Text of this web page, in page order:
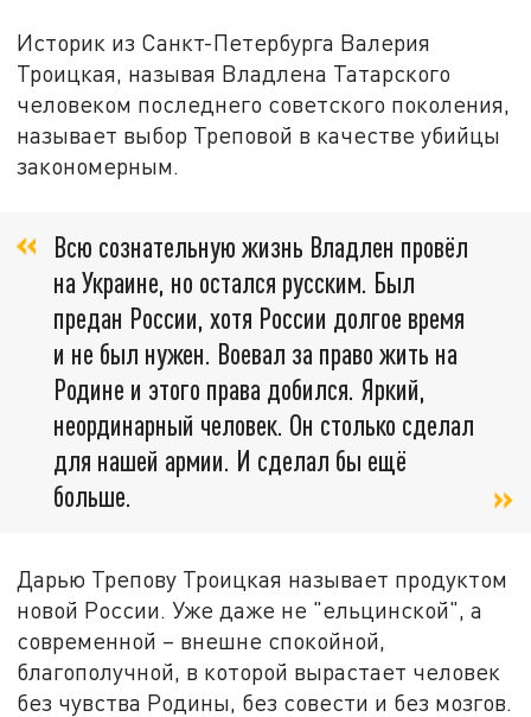
Историк из Санкт-Петербурга Валерия
Троицкая, называя Владлена Татарского
человеком последнего советского поколения,
называет выбор Треповой в качестве убийцы
закономерным.
Всю сознательную жизнь Владлен провёл
на Украине, но остался русским. Был
предан России, хотя России долгое время
и не был нужен. Воевал за право жить на
Родине и этого права добился. Яркий,
неординарный человек. Он столько сделал
для нашей армии. И сделал бы ещё
больше.
Дарью Трепову Троицкая называет продуктом
новой России. Уже даже не "ельцинской", а
современной – внешне спокойной,
благополучной, в которой вырастает человек
без чувства Родины, без совести и без мозгов.